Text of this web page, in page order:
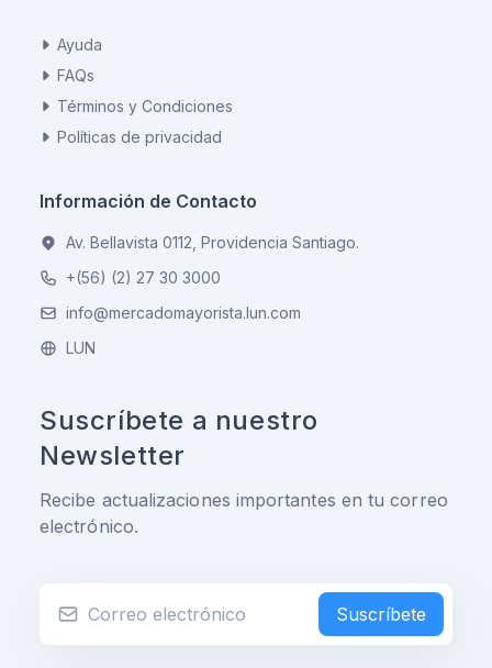
Ayuda
FAQs
Términos y Condiciones
Políticas de privacidad
Información de Contacto
Av. Bellavista 0112, Providencia Santiago.
+(56) (2) 27 30 3000
info@mercadomayorista.lun.com
LUN
Suscríbete a nuestro
Newsletter
Recibe actualizaciones importantes en tu correo
electrónico.
Suscríbete